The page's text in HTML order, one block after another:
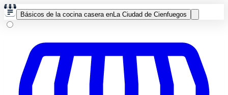
Básicos de la cocina casera enLa Ciudad de Cienfuegos